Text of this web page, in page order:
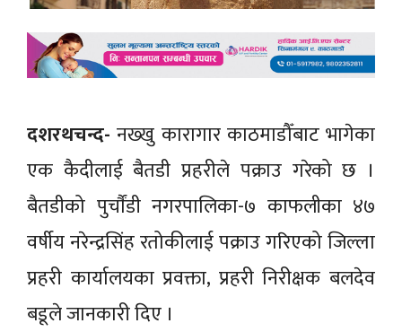
दशरथचन्द-नख्खु कारागार काठमाडौँबाट भागेका
एक कैदीलाई बैतडी प्रहरीले पक्राउ गरेको छ ।
बैतडीको पुर्चाैंडी नगरपालिका-७ काफलीका ४७
वर्षीय नरेन्द्रसिंह रतोकीलाई पक्राउ गरिएको जिल्ला
प्रहरी कार्यालयका प्रवक्ता, प्रहरी निरीक्षक बलदेव
बडूले जानकारी दिए ।